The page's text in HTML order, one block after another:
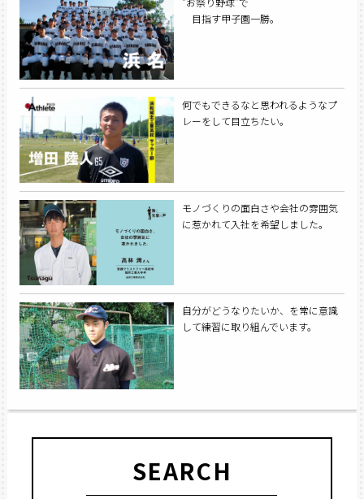
目指す甲子園一勝。
何でもできるなと思われるようなプ
レーをして目立ちたい。
モノづくりの面白さや会社の雰囲気
に惹かれて入社を希望しました。
自分がどうなりたいか、を常に意識
して練習に取り組んでいます。
SEARCH